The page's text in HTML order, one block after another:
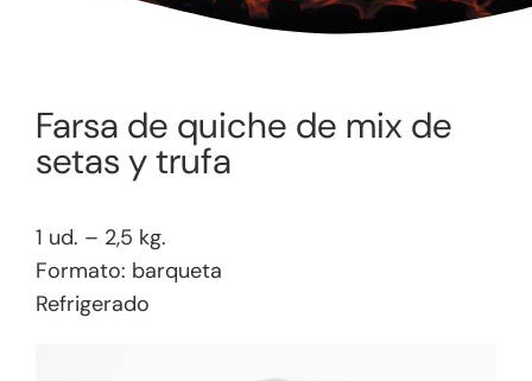
Farsa de quiche de mix de
setas y trufa
1 ud. – 2,5 kg.
Formato: barqueta
Refrigerado